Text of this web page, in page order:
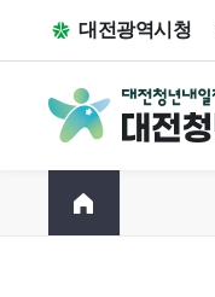
대전광역시청